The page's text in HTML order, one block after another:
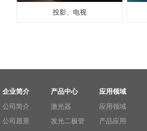
投影、电视
企业简介
公司简介
公司愿景
产品中心
激光器
发光二极管
应用领域
应用领域
产品应用